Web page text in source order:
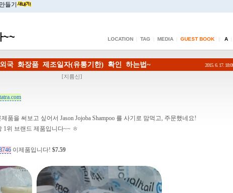
들기
~~ LOCATION TAG MEDIA GUEST BOOK A
국 화장품 제조일자(유통기한) 확인 하는법~ 2015. 6. 17.
[지름신]
품을 써보고 싶어서 Jason Jojoba Shampoo 를 사기로 맘먹고, 주문했네요!
1위 브랜드 제품입니다~~ ㅎ
이제품입니다! $7.59